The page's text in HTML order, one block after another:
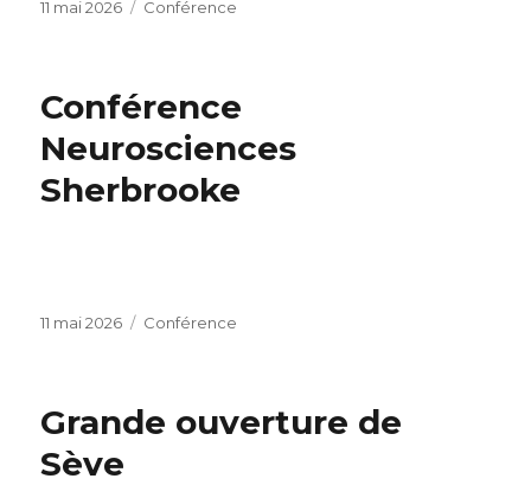
Publié
11 mai 2026 Catégories
Conférence
Conférence
Neurosciences
Sherbrooke
Publié
11 mai 2026 Catégories
Conférence
Grande ouverture de
Sève